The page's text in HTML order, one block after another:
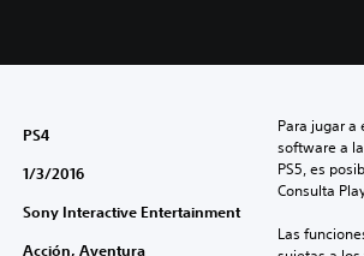
PS4
1/3/2016
Sony Interactive Entertainment
Acción, Aventura
Para jugar a
software a
PS5, es
Consulta
Las